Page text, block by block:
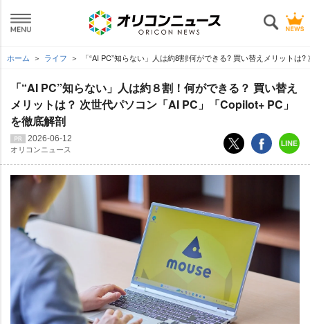
ホーム ライフ 「“AI PC”知らない」人は約8割!何ができる? 買い替えメリット
「“AI PC”知らない」人は約８割！何ができる？ 買い替え
メリットは？ 次世代パソコン「AI PC」「Copilot+ PC」
を徹底解剖
2026-06-12
オリコンニュース